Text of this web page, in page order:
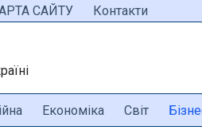
САЙТУ Контакти
Економіка Світ